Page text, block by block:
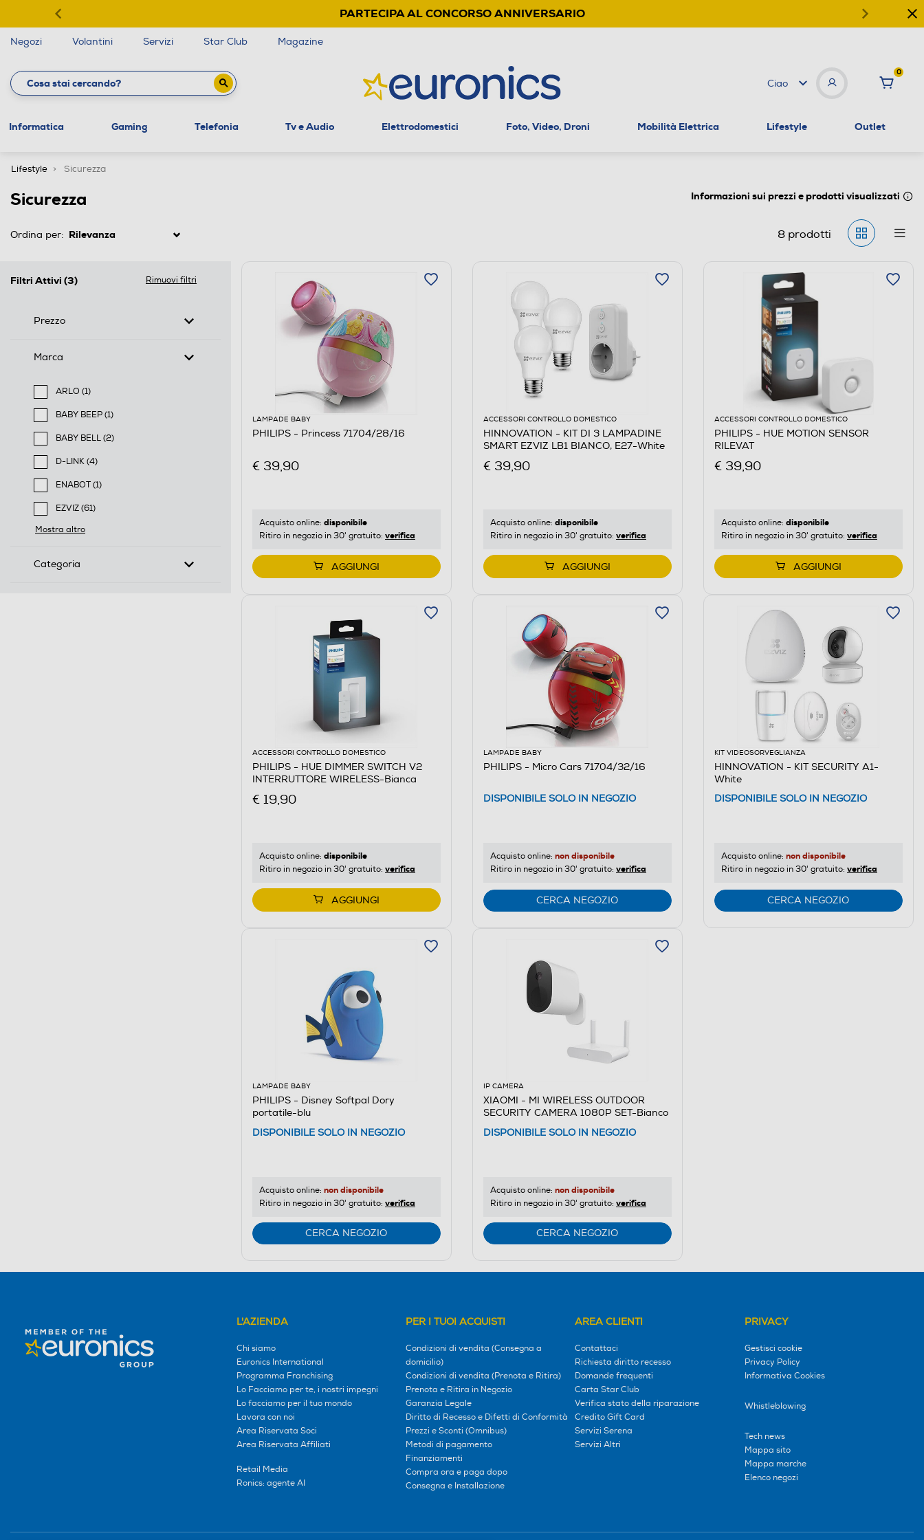
PARTECIPA AL CONCORSO ANNIVERSARIO
Negozi Volantini Servizi Star Club Magazine
Ciao
0
Informatica Gaming Telefonia Tv e Audio Elettrodomestici Foto, Video, Droni Mobilità Elettrica Lifestyle Outlet
Lifestyle Sicurezza
Sicurezza Informazioni sui prezzi e prodotti visualizzati
Ordina per: 8prodotti
Filtri Attivi (3) Rimuovi filtri
Prezzo
Marca
ARLO (1)
Filtra per Marca: ARLO
BABY BEEP (1)
Filtra per Marca: BABY BEEP
BABY BELL (2)
Filtra per Marca: BABY BELL
D-LINK (4)
Filtra per Marca: D-LINK
ENABOT (1)
Filtra per Marca: ENABOT
EZVIZ (61)
Filtra per Marca: EZVIZ
Mostra altro
Categoria
LAMPADE BABY
PHILIPS - Princess 71704/28/16
€ 39,90
Acquisto online: disponibile
Ritiro in negozio in 30' gratuito: verifica
AGGIUNGI
ACCESSORI CONTROLLO DOMESTICO
HINNOVATION - KIT DI 3 LAMPADINE
SMART EZVIZ LB1 BIANCO, E27-White
€ 39,90
Acquisto online: disponibile
Ritiro in negozio in 30' gratuito: verifica
AGGIUNGI
ACCESSORI CONTROLLO DOMESTICO
PHILIPS - HUE MOTION SENSOR
RILEVAT
€ 39,90
Acquisto online: disponibile
Ritiro in negozio in 30' gratuito: verifica
AGGIUNGI
ACCESSORI CONTROLLO DOMESTICO
PHILIPS - HUE DIMMER SWITCH V2
INTERRUTTORE WIRELESS-Bianca
€ 19,90
Acquisto online: disponibile
Ritiro in negozio in 30' gratuito: verifica
AGGIUNGI
LAMPADE BABY
PHILIPS - Micro Cars 71704/32/16
DISPONIBILE SOLO IN NEGOZIO
Acquisto online: non disponibile
Ritiro in negozio in 30' gratuito: verifica
CERCA NEGOZIO
KIT VIDEOSORVEGLIANZA
HINNOVATION - KIT SECURITY A1-
White
DISPONIBILE SOLO IN NEGOZIO
Acquisto online: non disponibile
Ritiro in negozio in 30' gratuito: verifica
CERCA NEGOZIO
LAMPADE BABY
PHILIPS - Disney Softpal Dory
portatile-blu
DISPONIBILE SOLO IN NEGOZIO
Acquisto online: non disponibile
Ritiro in negozio in 30' gratuito: verifica
CERCA NEGOZIO
IP CAMERA
XIAOMI - MI WIRELESS OUTDOOR
SECURITY CAMERA 1080P SET-Bianco
DISPONIBILE SOLO IN NEGOZIO
Acquisto online: non disponibile
Ritiro in negozio in 30' gratuito: verifica
CERCA NEGOZIO
L'AZIENDA
Chi siamo
Euronics International
Programma Franchising
Lo Facciamo per te, i nostri impegni
Lo facciamo per il tuo mondo
Lavora con noi
Area Riservata Soci
Area Riservata Affiliati
Retail Media
Ronics: agente AI
PER I TUOI ACQUISTI
Condizioni di vendita (Consegna a
domicilio)
Condizioni di vendita (Prenota e Ritira)
Prenota e Ritira in Negozio
Garanzia Legale
Diritto di Recesso e Difetti di Conformità
Prezzi e Sconti (Omnibus)
Metodi di pagamento
Finanziamenti
Compra ora e paga dopo
Consegna e Installazione
AREA CLIENTI
Contattaci
Richiesta diritto recesso
Domande frequenti
Carta Star Club
Verifica stato della riparazione
Credito Gift Card
Servizi Serena
Servizi Altri
PRIVACY
Gestisci cookie
Privacy Policy
Informativa Cookies
Whistleblowing
Tech news
Mappa sito
Mappa marche
Elenco negozi